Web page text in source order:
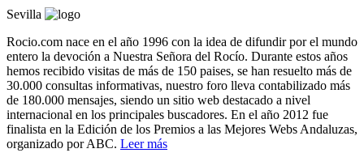
Sevilla
Rocio.com nace en el año 1996 con la idea de difundir por el mundo
entero la devoción a Nuestra Señora del Rocío. Durante estos años
hemos recibido visitas de más de 150 paises, se han resuelto más de
30.000 consultas informativas, nuestro foro lleva contabilizado más
de 180.000 mensajes, siendo un sitio web destacado a nivel
internacional en los principales buscadores. En el año 2012 fue
finalista en la Edición de los Premios a las Mejores Webs Andaluzas,
organizado por ABC. Leer más